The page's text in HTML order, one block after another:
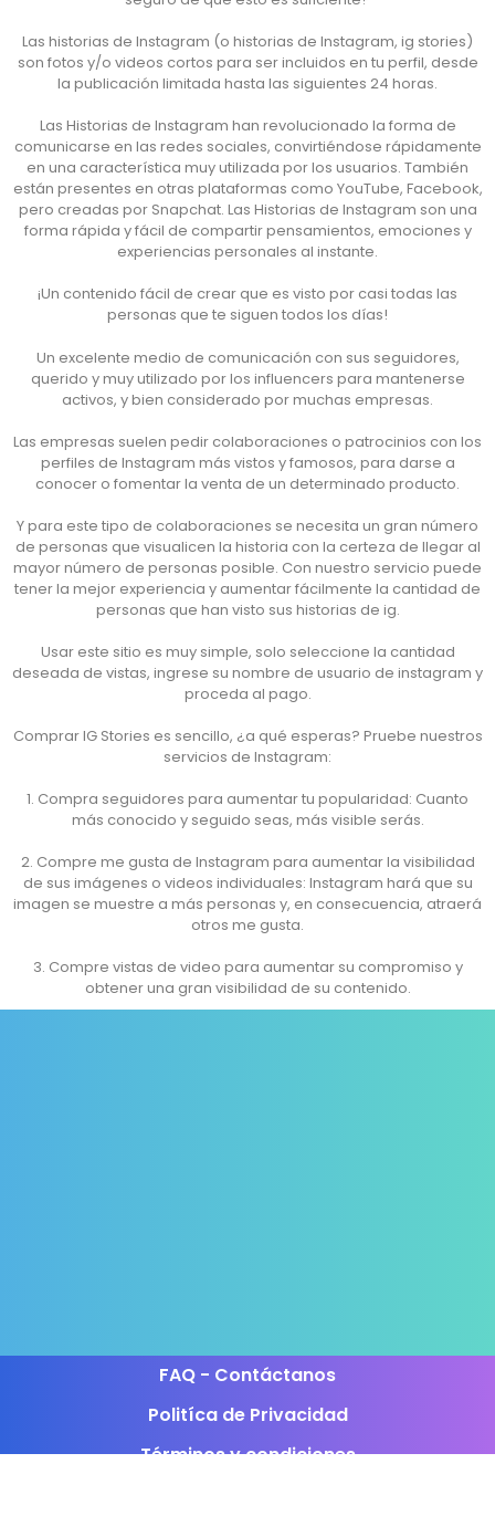
Las historias de Instagram (o historias de Instagram, ig stories)
son fotos y/o videos cortos para ser incluidos en tu perfil, desde
la publicación limitada hasta las siguientes 24 horas.
Las Historias de Instagram han revolucionado la forma de
comunicarse en las redes sociales, convirtiéndose rápidamente
en una característica muy utilizada por los usuarios. También
están presentes en otras plataformas como YouTube, Facebook,
pero creadas por Snapchat. Las Historias de Instagram son una
forma rápida y fácil de compartir pensamientos, emociones y
experiencias personales al instante.
¡Un contenido fácil de crear que es visto por casi todas las
personas que te siguen todos los días!
Un excelente medio de comunicación con sus seguidores,
querido y muy utilizado por los influencers para mantenerse
activos, y bien considerado por muchas empresas.
Las empresas suelen pedir colaboraciones o patrocinios con los
perfiles de Instagram más vistos y famosos, para darse a
conocer o fomentar la venta de un determinado producto.
Y para este tipo de colaboraciones se necesita un gran número
de personas que visualicen la historia con la certeza de llegar al
mayor número de personas posible. Con nuestro servicio puede
tener la mejor experiencia y aumentar fácilmente la cantidad de
personas que han visto sus historias de ig.
Usar este sitio es muy simple, solo seleccione la cantidad
deseada de vistas, ingrese su nombre de usuario de instagram y
proceda al pago.
Comprar IG Stories es sencillo, ¿a qué esperas? Pruebe nuestros
servicios de Instagram:
1. Compra seguidores para aumentar tu popularidad: Cuanto
más conocido y seguido seas, más visible serás.
2. Compre me gusta de Instagram para aumentar la visibilidad
de sus imágenes o videos individuales: Instagram hará que su
imagen se muestre a más personas y, en consecuencia, atraerá
otros me gusta.
3. Compre vistas de video para aumentar su compromiso y
obtener una gran visibilidad de su contenido.
FAQ - Contáctanos
Politíca de Privacidad
Términos y condiciones